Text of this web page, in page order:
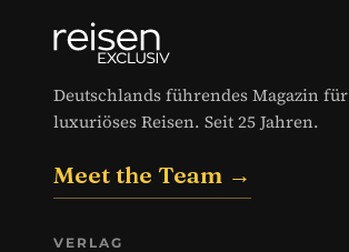
Deutschlands führendes Magazin für
luxuriöses Reisen. Seit 25 Jahren.
Meet the Team →
VERLAG